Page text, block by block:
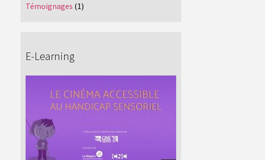
Témoignages (1)
E-Learning